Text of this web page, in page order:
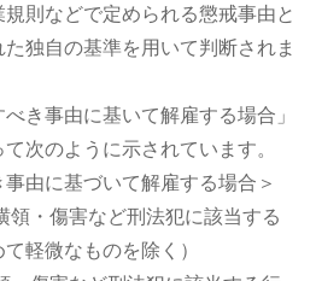
則などで定められる懲戒事由と
独自の基準を用いて判断されま
き事由に基いて解雇する場合」
次のように示されています。
由に基づいて解雇する場合＞
・傷害など刑法犯に該当する
軽微なものを除く）